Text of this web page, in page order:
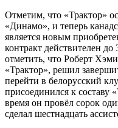
Отметим, что «Трактор»
«Динамо», и теперь
является новым
контракт действителен
отметить, что Роберт
«Трактор», решил
перейти в белорусский
присоединился к составу
время он провёл сорок
сделал шестнадцать